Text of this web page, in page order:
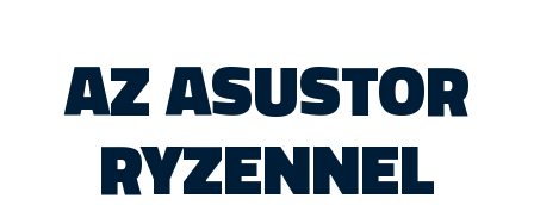
AZ ASUSTOR
RYZENNEL